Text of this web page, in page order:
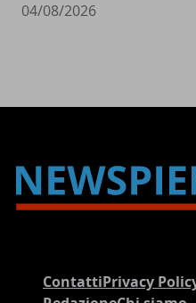
04/08/2026
ContattiPrivacy